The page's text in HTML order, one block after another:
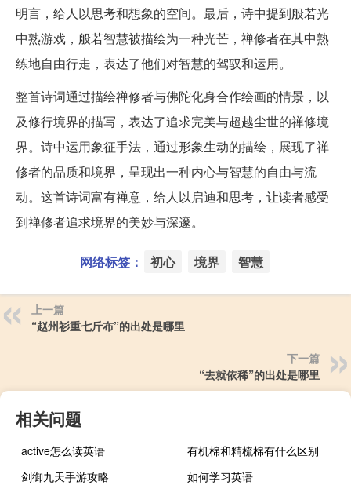
明言，给人以思考和想象的空间。最后，诗中提到般若光
中熟游戏，般若智慧被描绘为一种光芒，禅修者在其中熟
练地自由行走，表达了他们对智慧的驾驭和运用。
整首诗词通过描绘禅修者与佛陀化身合作绘画的情景，以
及修行境界的描写，表达了追求完美与超越尘世的禅修境
界。诗中运用象征手法，通过形象生动的描绘，展现了禅
修者的品质和境界，呈现出一种内心与智慧的自由与流
动。这首诗词富有禅意，给人以启迪和思考，让读者感受
到禅修者追求境界的美妙与深邃。
网络标签： 初心 境界 智慧
上一篇
“赵州衫重七斤布”的出处是哪里
下一篇
“去就依稀”的出处是哪里
相关问题
active怎么读英语
有机棉和精梳棉有什么区别
剑御九天手游攻略
如何学习英语